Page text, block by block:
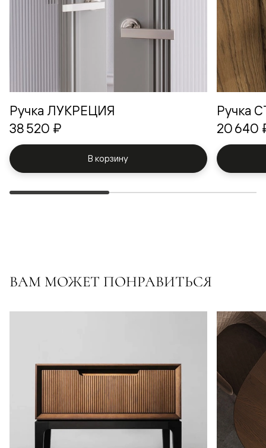
Ручка ЛУКРЕЦИЯ
38 520 ₽
В корзину
Ручка
20 640
ВАМ МОЖЕТ ПОНРАВИТЬСЯ